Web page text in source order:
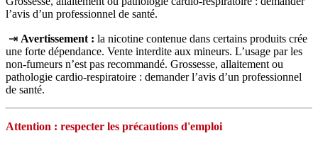
l’avis d’un professionnel de santé.
⇥ Avertissement : la nicotine contenue dans certains produits crée
une forte dépendance. Vente interdite aux mineurs. L’usage par les
non‑fumeurs n’est pas recommandé. Grossesse, allaitement ou
pathologie cardio‑respiratoire : demander l’avis d’un professionnel
de santé.
Attention : respecter les précautions d'emploi